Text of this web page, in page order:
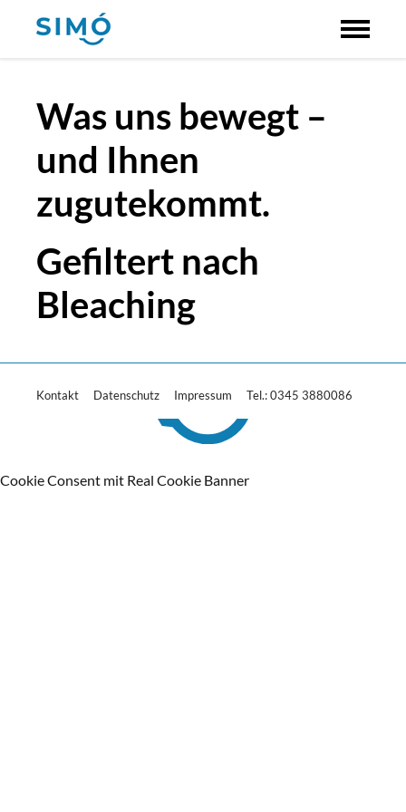
Was uns bewegt –
und Ihnen
zugutekommt.
Gefiltert nach
Bleaching
Kontakt Datenschutz Impressum Tel.: 0345 3880086
Cookie Consent mit Real Cookie Banner